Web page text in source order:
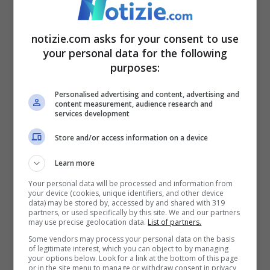
innervosito.
Brecel individua la stecca
La stecca che aveva con sé era una delle
migliori in circolazione: Ton Praram. Una
stecca fatta a mano con cui vinse il titolo
mondiale di snooker nel 2023.
Preoccupato per la situazione, soprattutto
data l’importanza del torneo che si
apprestava a disputare,Brecel ha deciso
di controllare sul GPS installato all’interno
notizie.com asks for your consent to use
your personal data for the following
purposes:
Personalised advertising and content, advertising and
content measurement, audience research and
services development
Store and/or access information on a device
Learn more
Your personal data will be processed and information from
your device (cookies, unique identifiers, and other device
data) may be stored by, accessed by and shared with 319
partners, or used specifically by this site. We and our partners
may use precise geolocation data. List of partners.
Some vendors may process your personal data on the basis
of legitimate interest, which you can object to by managing
your options below. Look for a link at the bottom of this page
or in the site menu to manage or withdraw consent in privacy